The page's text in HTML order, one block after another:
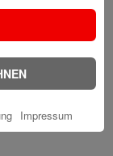
Impressum